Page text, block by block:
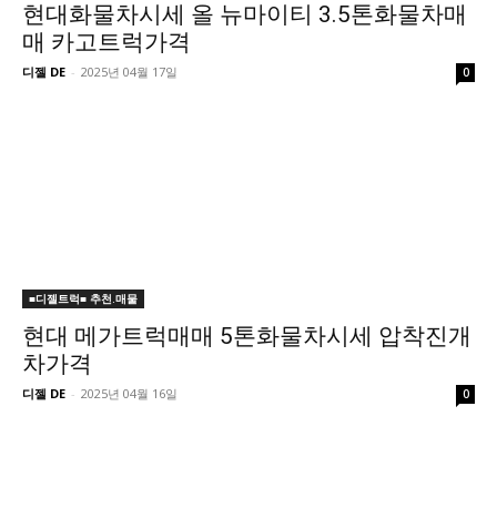
현대화물차시세 올 뉴마이티 3.5톤화물차매
매 카고트럭가격
디젤 DE - 2025년 04월 17일 0
■디젤트럭■ 추천.매물
현대 메가트럭매매 5톤화물차시세 압착진개
차가격
디젤 DE - 2025년 04월 16일 0